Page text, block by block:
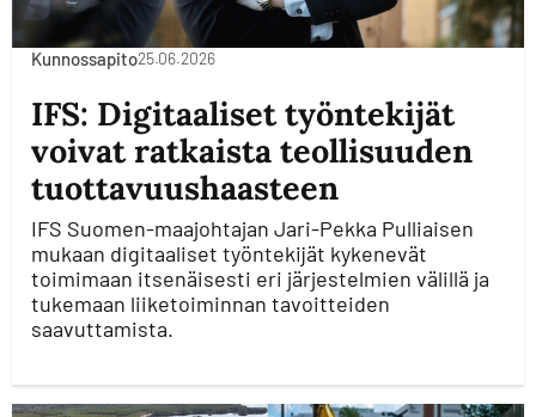
Kunnossapito25.06.2026
IFS: Digitaaliset työntekijät
voivat ratkaista teollisuuden
tuottavuushaasteen
IFS Suomen-maajohtajan Jari-Pekka Pulliaisen
mukaan digitaaliset työntekijät kykenevät
toimimaan itsenäisesti eri järjestelmien välillä ja
tukemaan liiketoiminnan tavoitteiden
saavuttamista.